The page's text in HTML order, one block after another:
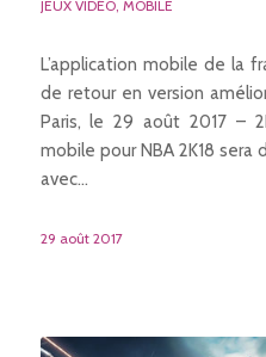
JEUX VIDÉO, MOBILE
L’application mobile de la
de retour en version
Paris, le 29 août 2017 –
mobile pour NBA 2K18
avec…
29 août 2017